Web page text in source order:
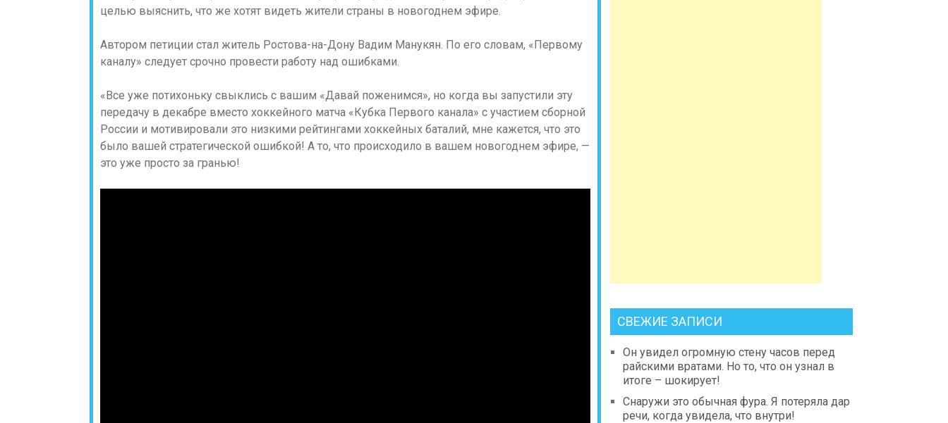
целью выяснить, что же хотят видеть жители страны в новогоднем эфире.
Автором петиции стал житель Ростова-на-Дону Вадим Манукян. По его словам, «Первому
каналу» следует срочно провести работу над ошибками.
«Все уже потихоньку свыклись с вашим «Давай поженимся», но когда вы запустили эту
передачу в декабре вместо хоккейного матча «Кубка Первого канала» с участием сборной
России и мотивировали это низкими рейтингами хоккейных баталий, мне кажется, что это
было вашей стратегической ошибкой! А то, что происходило в вашем новогоднем эфире, —
это уже просто за гранью!
СВЕЖИЕ ЗАПИСИ
Он увидел огромную стену часов перед
райскими вратами. Но то, что он узнал в
итоге – шокирует!
Снаружи это обычная фура. Я потеряла дар
речи, когда увидела, что внутри!